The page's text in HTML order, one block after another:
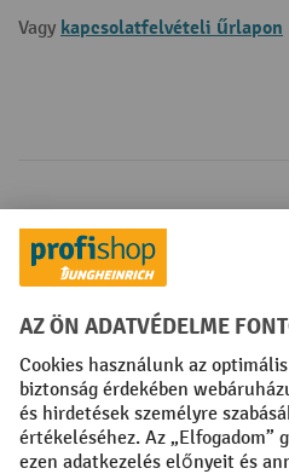
Vagy kapcsolatfelvételi űrlapon
Fizetési lehetőségek
Creditcard (Master)Creditcard (Visa)
Előrefizetés
Közösségi Média
Facebook
YouTube
LinkedIn
Instagram